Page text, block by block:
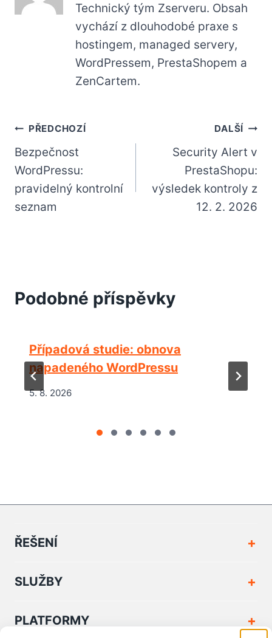
Technický tým Zserveru. Obsah
vychází z dlouhodobé praxe s
hostingem, managed servery,
WordPressem, PrestaShopem a
ZenCartem.
Navigace
pro
příspěvek
PŘEDCHOZÍ
Bezpečnost
WordPressu:
pravidelný kontrolní
seznam
DALŠÍ
Security Alert v
PrestaShopu:
výsledek kontroly z
12. 2. 2026
Podobné příspěvky
Případová studie: obnova
napadeného WordPressu
5. 8. 2026
ŘEŠENÍ
SLUŽBY
PLATFORMY